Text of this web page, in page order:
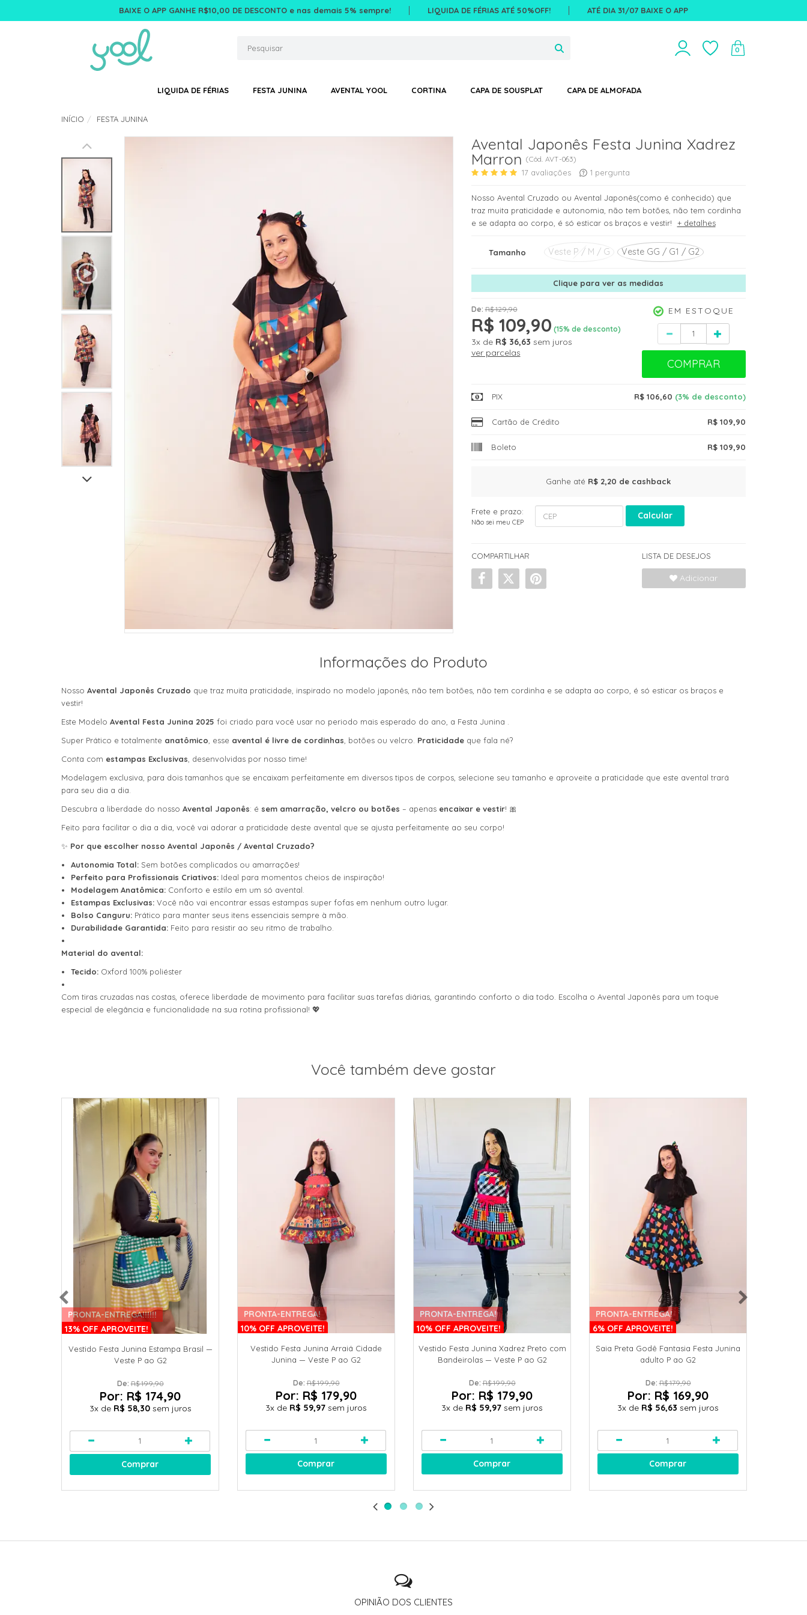
BAIXE O APP GANHE R$10,00 DE DESCONTO e nas demais 5% sempre! LIQUIDA DE FÉRIAS ATÉ 50%OFF! ATÉ DIA 31/07 BAIXE O APP
0
LIQUIDA DE FÉRIAS FESTA JUNINA AVENTAL YOOL CORTINA CAPA DE SOUSPLAT CAPA DE ALMOFADA
INÍCIO FESTA JUNINA
Avental Japonês Festa Junina Xadrez
Marron(Cód. AVT-063)
17 avaliações 1 pergunta
Nosso Avental Cruzado ou Avental Japonês(como é conhecido) que
traz muita praticidade e autonomia, não tem botões, não tem cordinha
e se adapta ao corpo, é só esticar os braços e vestir!
+ detalhes
Tamanho Veste P / M / G Veste GG / G1 / G2
Clique para ver as medidas
De:R$ 129,90
R$ 109,90 (15% de desconto)
3xde R$ 36,63 sem juros
ver parcelas
EM ESTOQUE
COMPRAR
PIX R$ 106,60 (3% de desconto)
Cartão de Crédito R$ 109,90
Boleto R$ 109,90
Ganhe até R$ 2,20 de cashback
Frete e prazo:
Não sei meu CEP
Calcular
COMPARTILHAR LISTA DE DESEJOS
Adicionar
Informações do Produto
Nosso Avental Japonês Cruzado que traz muita praticidade, inspirado no modelo japonês, não tem botões, não tem cordinha e se adapta ao corpo, é só esticar os braços e
vestir!
Este Modelo Avental Festa Junina 2025 foi criado para você usar no periodo mais esperado do ano, a Festa Junina .
Super Prático e totalmente anatômico , esse avental é livre de cordinhas , botões ou velcro. Praticidade que fala né?
Conta com estampas Exclusivas , desenvolvidas por nosso time!
Modelagem exclusiva, para dois tamanhos que se encaixam perfeitamente em diversos tipos de corpos, selecione seu tamanho e aproveite a praticidade que este avental trará
para seu dia a dia.
Descubra a liberdade do nosso Avental Japonês: é sem amarração, velcro ou botões – apenas encaixar e vestir! 🎀
Feito para facilitar o dia a dia, você vai adorar a praticidade deste avental que se ajusta perfeitamente ao seu corpo!
✨ Por que escolher nosso Avental Japonês / Avental Cruzado?
Autonomia Total: Sem botões complicados ou amarrações!
Perfeito para Profissionais Criativos: Ideal para momentos cheios de inspiração!
Modelagem Anatômica: Conforto e estilo em um só avental.
Estampas Exclusivas: Você não vai encontrar essas estampas super fofas em nenhum outro lugar.
Bolso Canguru: Prático para manter seus itens essenciais sempre à mão.
Durabilidade Garantida: Feito para resistir ao seu ritmo de trabalho.
Material do avental:
Tecido: Oxford 100% poliéster
Com tiras cruzadas nas costas, oferece liberdade de movimento para facilitar suas tarefas diárias, garantindo conforto o dia todo. Escolha o Avental Japonês para um toque
especial de elegância e funcionalidade na sua rotina profissional! 💖
Você também deve gostar
PRONTA-ENTREGA!!!!!!
13% OFF APROVEITE!
Vestido Festa Junina Estampa Brasil —
Veste P ao G2
De: R$ 199,90
Por: R$ 174,90
3xde R$ 58,30sem juros
Comprar
PRONTA-ENTREGA!
10% OFF APROVEITE!
Vestido Festa Junina Arraiá Cidade
Junina — Veste P ao G2
De: R$ 199,90
Por: R$ 179,90
3x de R$ 59,97 sem juros
Comprar
PRONTA-ENTREGA!
10% OFF APROVEITE!
Vestido Festa Junina Xadrez Preto com
Bandeirolas — Veste P ao G2
De: R$ 199,90
Por: R$ 179,90
3x de R$ 59,97 sem juros
Comprar
PRONTA-ENTREGA!
6% OFF APROVEITE!
Saia Preta Godê Fantasia Festa Junina
adulto P ao G2
De: R$ 179,90
Por: R$ 169,90
3x de R$ 56,63 sem juros
Comprar
OPINIÃO DOS CLIENTES